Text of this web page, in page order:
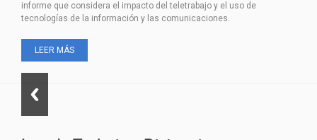
informe que considera el impacto del teletrabajo y el uso de
tecnologías de la información y las comunicaciones.
LEER MÁS